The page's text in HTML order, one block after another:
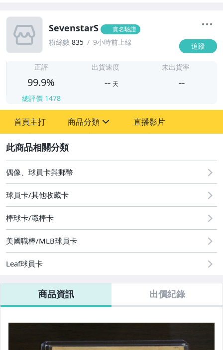
SevenstarS 實名驗證
粉絲數 835 9小時前上線 追蹤
正評
99.9%
總評價 1478
出貨速度
-- 天
未出貨率
--
首頁主打 商品分類
成人專區
偶像、球員卡與郵幣
直播影片
偶像、球員卡與郵幣
球員卡/其他收藏卡
棒球卡/職棒卡
美國職棒/MLB球員卡
Leaf球員卡
商品資訊 出價紀錄